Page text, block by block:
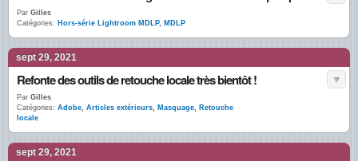
Par Gilles
Catégories: Hors-série Lightroom MDLP, MDLP
sept 29, 2021
Refonte des outils de retouche locale très bientôt !
Par Gilles
Catégories: Adobe, Articles extérieurs, Masquage, Retouche
locale
sept 29, 2021